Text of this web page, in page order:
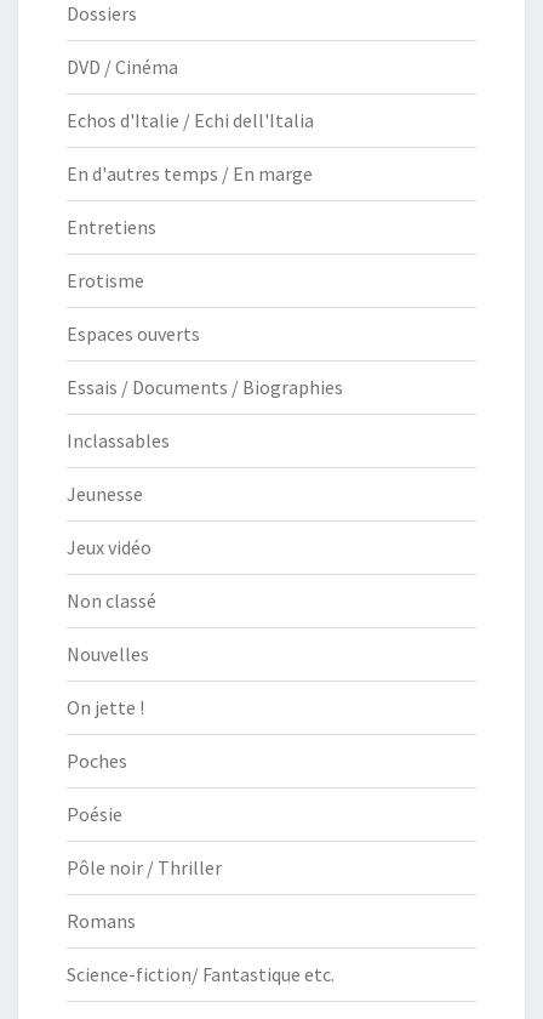
Dossiers
DVD / Cinéma
Echos d'Italie / Echi dell'Italia
En d'autres temps / En marge
Entretiens
Erotisme
Espaces ouverts
Essais / Documents / Biographies
Inclassables
Jeunesse
Jeux vidéo
Non classé
Nouvelles
On jette !
Poches
Poésie
Pôle noir / Thriller
Romans
Science-fiction/ Fantastique etc.